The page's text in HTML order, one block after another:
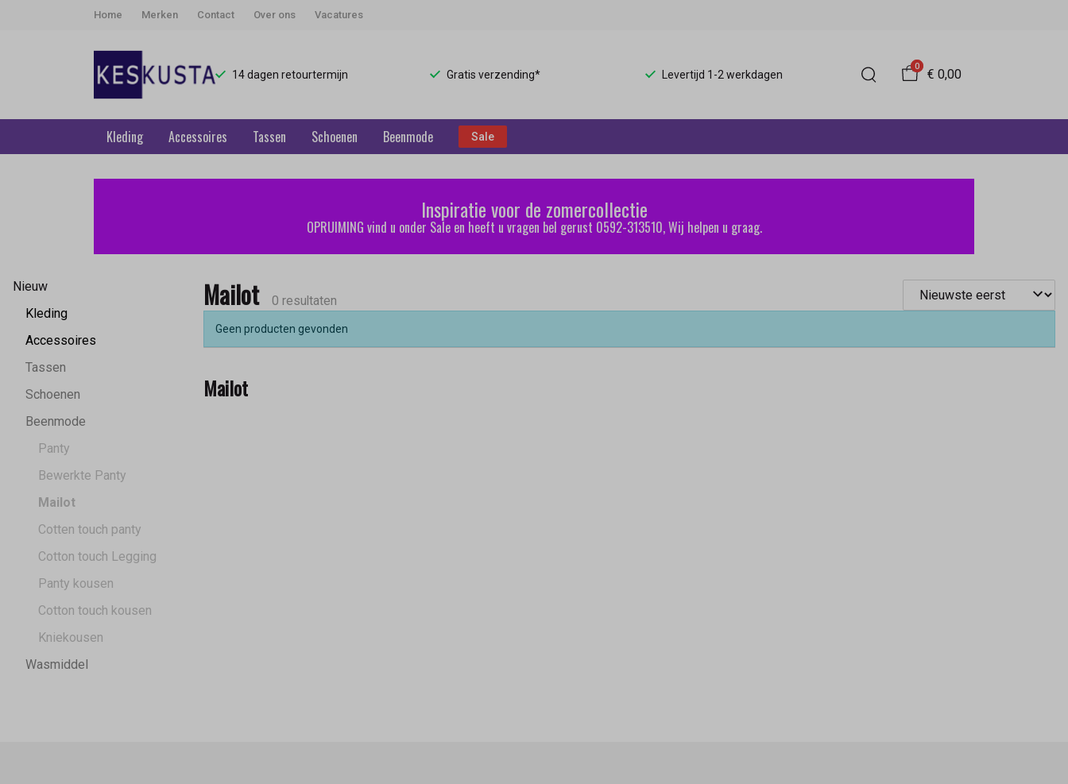
Home Merken Contact Over ons Vacatures
14 dagen retourtermijn Gratis verzending* Levertijd 1-2 werkdagen
0
€ 0,00
Kleding Accessoires Tassen Schoenen Beenmode Sale
Mailot
Keskusta
Inspiratie voor de zomercollectie
OPRUIMING vind u onder Sale en heeft u vragen bel gerust 0592-313510, Wij helpen u graag.
Nieuw
Kleding
Accessoires
Tassen
Schoenen
Beenmode
Panty
Bewerkte Panty
Mailot
Cotten touch panty
Cotton touch Legging
Panty kousen
Cotton touch kousen
Kniekousen
Wasmiddel
Mailot 0 resultaten
Geen producten gevonden
Mailot